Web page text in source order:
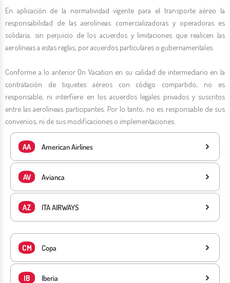
Hotel Portobelo Beach
Hotel Portobelo Boulevard
Hotel Grand Sirenis
San Andrés (Ver Todo)
Jhonny Cay
Yate Rumba
Ver todas las actividades
Traslados Aeropuerto
Ver todas las actividades
Ver todas las actividades
Ver todas las actividades
Ver todas las actividades
En aplicación de la normatividad vigente para el transporte aéreo la
responsabilidad de las aerolíneas comercializadoras y operadoras es
solidaria, sin perjuicio de los acuerdos y limitaciones que realicen las
aerolíneas a estas reglas, por acuerdos particulares o gubernamentales.
Conforme a lo anterior On Vacation en su calidad de intermediario en la
contratación de tiquetes aéreos con código compartido, no es
responsable, ni interfiere en los acuerdos legales privados y suscritos
entre las aerolíneas participantes. Por lo tanto, no es responsable de sus
convenios, ni de sus modificaciones o implementaciones.
AA American Airlines
AV Avianca
AZ ITA AIRWAYS
CM Copa
IB Iberia